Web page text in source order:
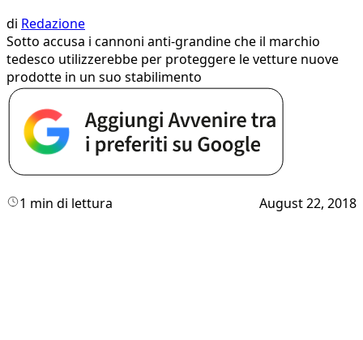
di Redazione
Sotto accusa i cannoni anti-grandine che il marchio
tedesco utilizzerebbe per proteggere le vetture nuove
prodotte in un suo stabilimento
1 min di lettura August 22, 2018